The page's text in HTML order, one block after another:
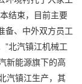
结束，目前主要
备、中外双方员工
”北汽镇江机械工
新能源旗下的高
汽镇江生产，其